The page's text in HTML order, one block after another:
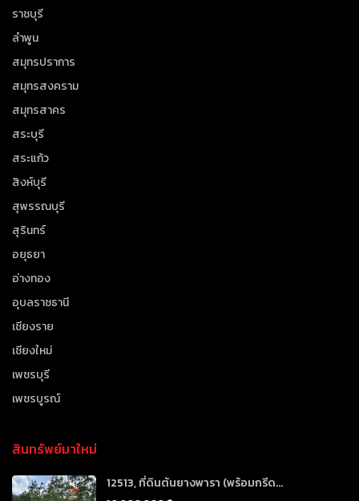
ราชบุรี
ลำพูน
สมุทรปราการ
สมุทรสงคราม
สมุทรสาคร
สระบุรี
สระแก้ว
สิงห์บุรี
สุพรรณบุรี
สุรินทร์
อยุธยา
อ่างทอง
อุบลราชธานี
เชียงราย
เชียงใหม่
เพชรบุรี
เพชรบูรณ์
สินทรัพย์มาใหม่
12513, ที่ดินต้นยางพารา (พร้อมกรีด...